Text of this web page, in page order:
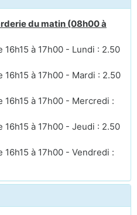
du matin (08h00 à
à 17h00 - Lundi : 2.50
à 17h00 - Mardi : 2.50
à 17h00 - Mercredi :
à 17h00 - Jeudi : 2.50
à 17h00 - Vendredi :